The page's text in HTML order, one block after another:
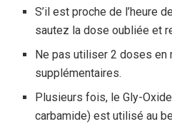
S’il est proche de l’heure
sautez la dose oubliée et
Ne pas utiliser 2 doses
supplémentaires.
Plusieurs fois, le Gly-
carbamide) est utilisé au